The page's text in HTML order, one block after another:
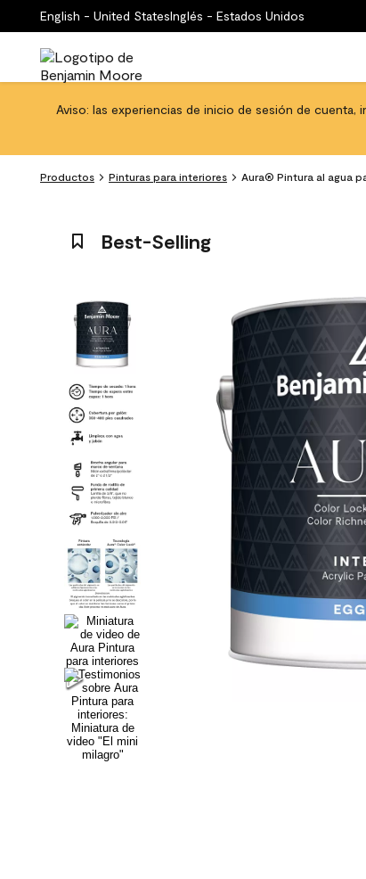
English - United StatesInglés - Estados Unidos
Aviso: las experiencias de inicio de sesión de
Productos Pinturas para interiores Aura® Pintura al agua
Best-Selling